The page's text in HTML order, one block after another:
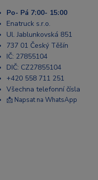
Po- Pá 7:00- 15:00
Enatruck s.r.o.
Ul. Jablunkovská 851
737 01 Český Těšín
IČ: 27855104
DIČ: CZ27855104
+420 558 711 251
Všechna telefonní čísla
📩 Napsat na WhatsApp